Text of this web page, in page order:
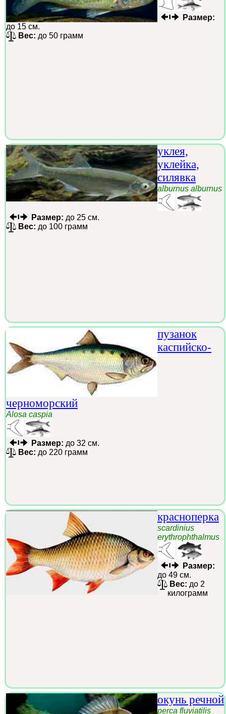
Размер:
до 15 см.
Вес: до 50 грамм
уклея,
уклейка,
силявка
alburnus alburnus
Размер: до 25 см.
Вес: до 100 грамм
пузанок
каспийско-
черноморский
Alosa caspia
Размер: до 32 см.
Вес: до 220 грамм
красноперка
scardinius
erythrophthalmus
Размер:
до 49 см.
Вес: до 2
килограмм
окунь речной
perca fluviatilis